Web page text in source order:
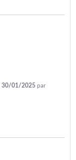
30/01/2025 par